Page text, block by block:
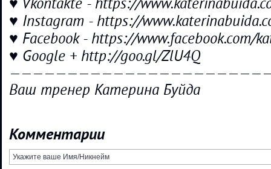
♥ Vkontakte - https://
♥ Instagram - https://
♥ Facebook - https://www.facebook.com/
♥ Google + http://goo.gl/ZlU4Q
Ваш тренер Катерина Буйда
Комментарии